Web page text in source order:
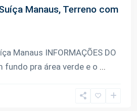
Manaus, Terreno com
Manaus INFORMAÇÕES DO
fundo pra área verde e o ...